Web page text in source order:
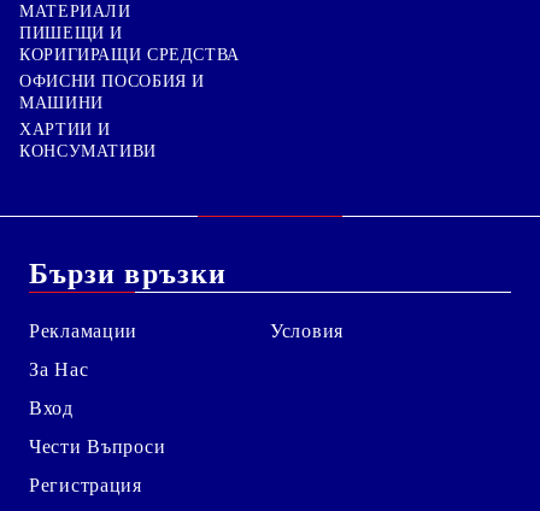
МАТЕРИАЛИ
ПИШЕЩИ И
КОРИГИРАЩИ СРЕДСТВА
ОФИСНИ ПОСОБИЯ И
МАШИНИ
ХАРТИИ И
КОНСУМАТИВИ
Бързи връзки
Рекламации
За Нас
Вход
Чести Въпроси
Регистрация
Условия